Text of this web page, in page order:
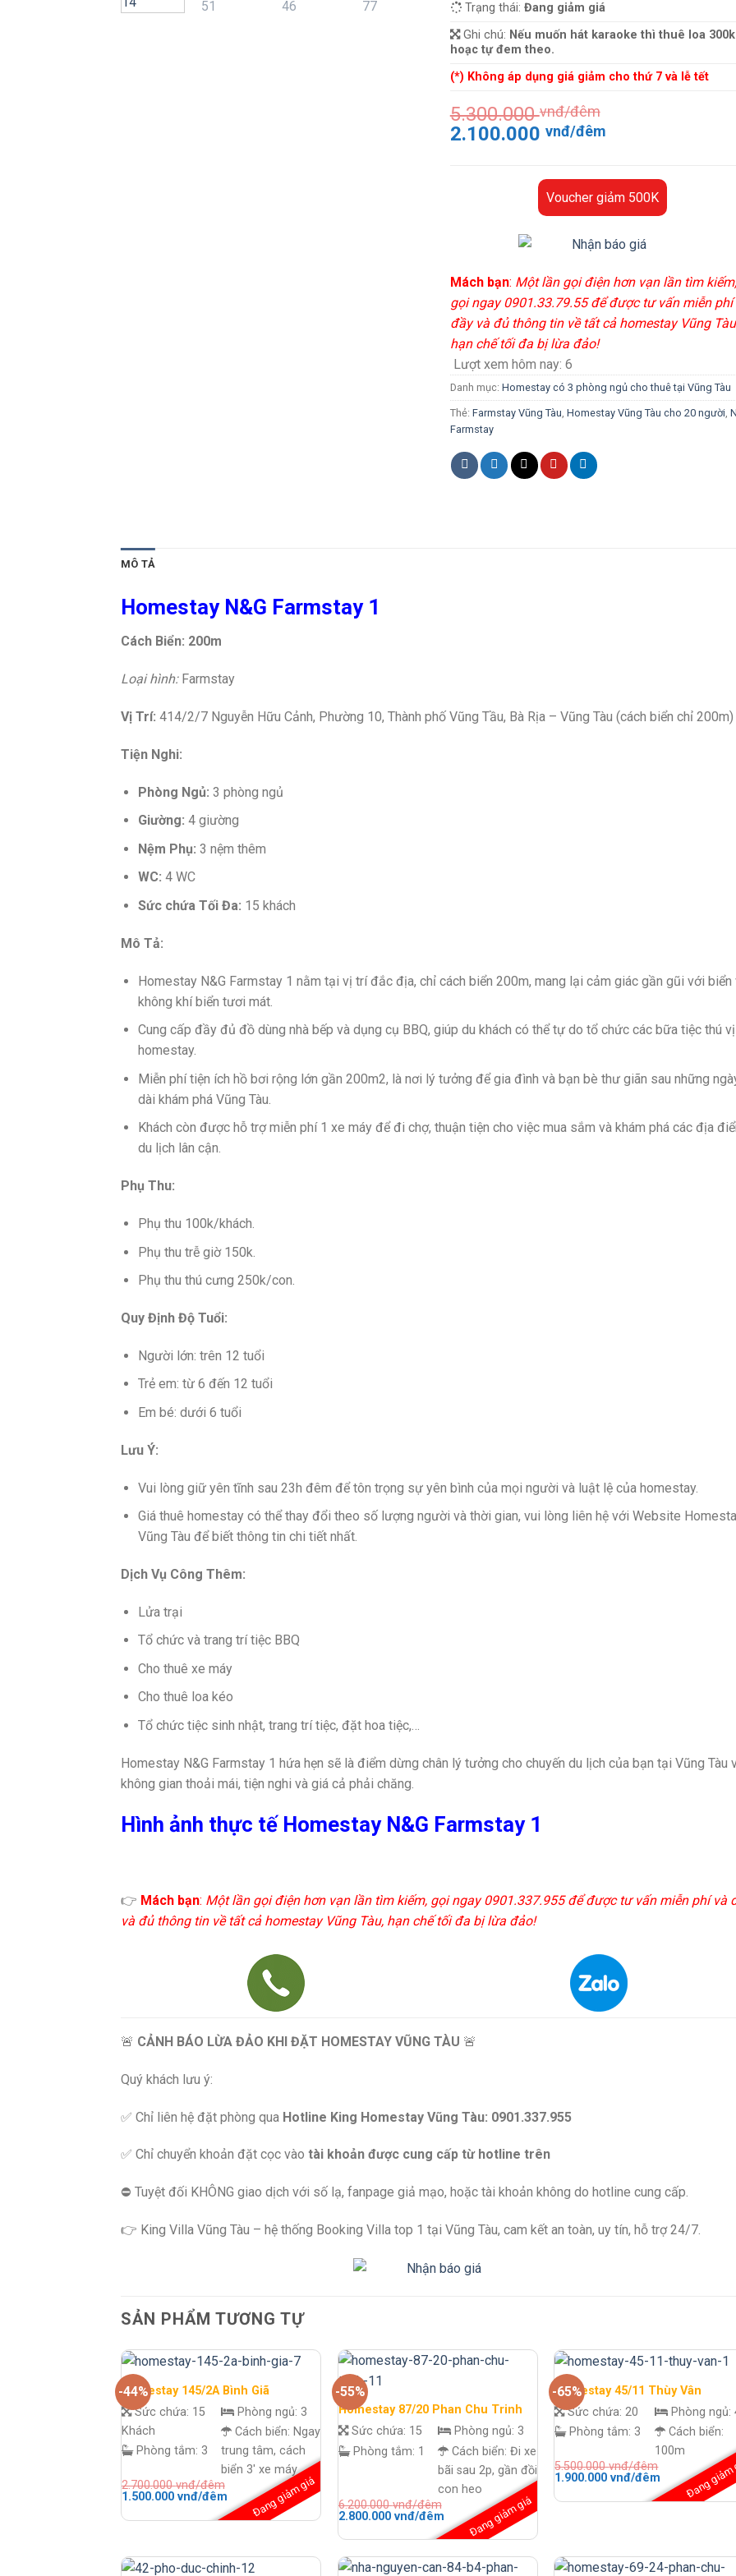
Trạng thái: Đang giảm giá
Ghi chú: Nếu muốn hát karaoke thì thuê loa 300k
hoạc tự đem theo.
(*) Không áp dụng giá giảm cho thứ 7 và lễ tết
5.300.000vnđ/đêm
Giá
5.300.000 vnđ/
2.100.000 vnđ/đêmGiá
là:
2.100.000
Voucher giảm 500K
Mách bạn: Một lần gọi điện hơn vạn lần tìm kiếm,
gọi ngay 0901.33.79.55 để được tư vấn miễn phí
đầy và đủ thông tin về tất cả homestay Vũng
hạn chế tối đa bị lừa đảo!
Lượt xem hôm nay: 6
Danh mục: Homestay có 3 phòng ngủ cho thuê tại Vũng Tàu
Thẻ: Farmstay Vũng Tàu Homestay Vũng Tàu cho 20 người
Farmstay
MÔ TẢ
Homestay N&G Farmstay 1
Cách Biển: 200m
Loại hình:Farmstay
Vị Trí: 414/2/7 Nguyễn Hữu Cảnh, Phường 10, Thành phố Vũng Tầu, Bà Rịa – Vũng Tàu (cách biển chỉ 200m)
Tiện Nghi:
Phòng Ngủ: 3 phòng ngủ
Giường: 4 giường
Nệm Phụ: 3 nệm thêm
WC: 4 WC
Sức chứa Tối Đa: 15 khách
Mô Tả:
Homestay N&G Farmstay 1 nằm tại vị trí đắc địa, chỉ cách biển 200m, mang lại cảm giác gần gũi với biển
không khí biển tươi mát.
Cung cấp đầy đủ đồ dùng nhà bếp và dụng cụ BBQ, giúp du khách có thể tự do tổ chức các bữa tiệc thú
homestay.
Miễn phí tiện ích hồ bơi rộng lớn gần 200m2, là nơi lý tưởng để gia đình và bạn bè thư giãn sau những
dài khám phá Vũng Tàu.
Khách còn được hỗ trợ miễn phí 1 xe máy để đi chợ, thuận tiện cho việc mua sắm và khám phá các địa
du lịch lân cận.
Phụ Thu:
Phụ thu 100k/khách.
Phụ thu trễ giờ 150k.
Phụ thu thú cưng 250k/con.
Quy Định Độ Tuổi:
Người lớn: trên 12 tuổi
Trẻ em: từ 6 đến 12 tuổi
Em bé: dưới 6 tuổi
Lưu Ý:
Vui lòng giữ yên tĩnh sau 23h đêm để tôn trọng sự yên bình của mọi người và luật lệ của homestay.
Giá thuê homestay có thể thay đổi theo số lượng người và thời gian, vui lòng liên hệ với Website
Vũng Tàu để biết thông tin chi tiết nhất.
Dịch Vụ Công Thêm:
Lửa trại
Tổ chức và trang trí tiệc BBQ
Cho thuê xe máy
Cho thuê loa kéo
Tổ chức tiệc sinh nhật, trang trí tiệc, đặt hoa tiệc,…
Homestay N&G Farmstay 1 hứa hẹn sẽ là điểm dừng chân lý tưởng cho chuyến du lịch của bạn tại Vũng Tàu
không gian thoải mái, tiện nghi và giá cả phải chăng.
Hình ảnh thực tế Homestay N&G Farmstay 1
👉 Mách bạn: Một lần gọi điện hơn vạn lần tìm kiếm, gọi ngay 0901.337.955 để được tư vấn miễn phí và
và đủ thông tin về tất cả homestay Vũng Tàu, hạn chế tối đa bị lừa đảo!
🚨 CẢNH BÁO LỪA ĐẢO KHI ĐẶT HOMESTAY VŨNG TÀU 🚨
Quý khách lưu ý:
✅ Chỉ liên hệ đặt phòng qua Hotline King Homestay Vũng Tàu: 0901.337.955
✅ Chỉ chuyển khoản đặt cọc vào tài khoản được cung cấp từ hotline trên
⛔️ Tuyệt đối KHÔNG giao dịch với số lạ, fanpage giả mạo, hoặc tài khoản không do hotline cung cấp.
👉 King Villa Vũng Tàu – hệ thống Booking Villa top 1 tại Vũng Tàu, cam kết an toàn, uy tín, hỗ trợ 24/7.
SẢN PHẨM TƯƠNG TỰ
-44%
Homestay 145/2A Bình Giã
Sức chứa: 15
Khách
Phòng tắm: 3
Phòng ngủ: 3
Cách biển: Ngay
trung tâm, cách
biển 3' xe máy
Đang giảm giá
2.700.000vnđ/đêm
Giá
là:
1.500.000 vnđ/đêmGiá
hiện
tại
đêm.
-55%
Homestay 87/20 Phan Chu Trinh
Sức chứa: 15
Phòng tắm: 1
Phòng ngủ: 3
Cách biển: Đi xe
bãi sau 2p, gần đồi
con heo
Đang giảm giá
6.200.000vnđ/đêm
Giá
là:
đêm.
2.800.000 vnđ/đêmGiá
hiện
tại
2.800.000 vnđ/
-65%
Homestay 45/11 Thùy Vân
Sức chứa:20
Phòng tắm: 3
Phòng ngủ:
Cách biển:
100m
Đang
5.500.000vnđ/đêm
Giá
là:
1.900.000vnđ/đêm
hiện
tại